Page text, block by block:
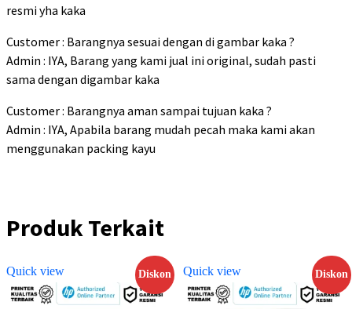
resmi yha kaka
Customer : Barangnya sesuai dengan di gambar kaka ?
Admin : IYA, Barang yang kami jual ini original, sudah pasti
sama dengan digambar kaka
Customer : Barangnya aman sampai tujuan kaka ?
Admin : IYA, Apabila barang mudah pecah maka kami akan
menggunakan packing kayu
Produk Terkait
Quick view Diskon Quick view Diskon